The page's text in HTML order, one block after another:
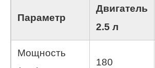
Параметр
Двигатель
2.5 л
Мощность
180